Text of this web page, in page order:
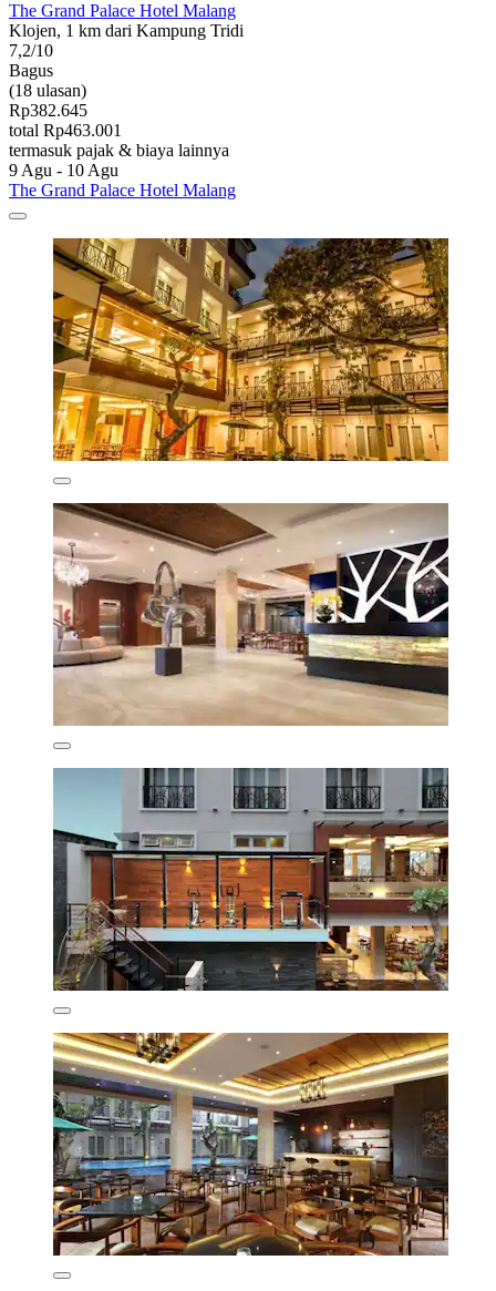
The Grand Palace Hotel Malang
Klojen, 1 km dari Kampung Tridi
7,2/10
Bagus
(18 ulasan)
Rp382.645
total Rp463.001
termasuk pajak & biaya lainnya
9 Agu - 10 Agu
The Grand Palace Hotel Malang